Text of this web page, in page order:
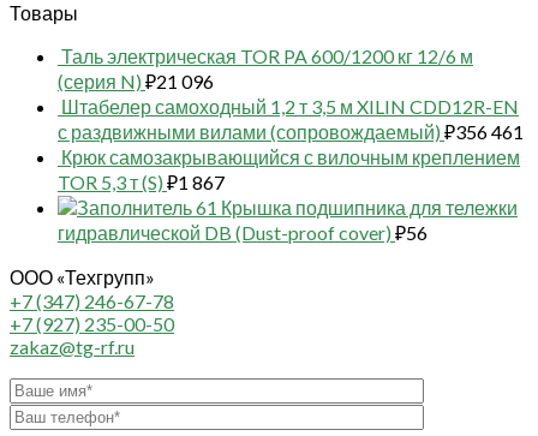
Товары
Таль электрическая TOR PA 600/1200 кг 12/6 м
(серия N) ₽21 096
Штабелер самоходный 1,2 т 3,5 м XILIN CDD12R-EN
с раздвижными вилами (сопровождаемый) ₽356 461
Крюк самозакрывающийся с вилочным креплением
TOR 5,3 т (S) ₽1 867
61 Крышка подшипника для тележки
гидравлической DB (Dust-proof cover) ₽56
ООО «Техгрупп»
+7 (347) 246-67-78
+7 (927) 235-00-50
zakaz@tg-rf.ru